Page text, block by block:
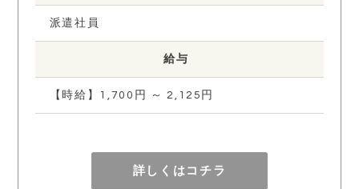
派遣社員
給与
【時給】1,700円 ～ 2,125円
詳しくはコチラ